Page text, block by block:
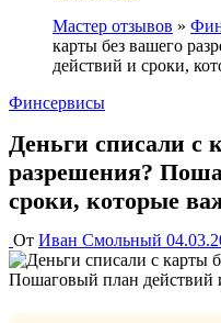
Мастер отзывов »
карты без вашего
действий и сроки,
Финсервисы
Деньги списали с
разрешения?
сроки, которые
От Иван Смольный